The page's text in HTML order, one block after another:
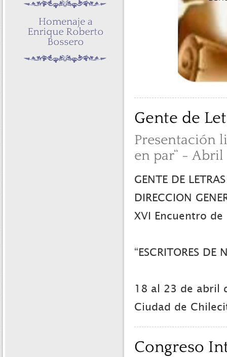
Gente de
Presentación
en par” - Abril
GENTE DE LETRAS
DIRECCION
XVI Encuentro
“ESCRITORES DE
18 al 23 de abril
Ciudad de
Congreso